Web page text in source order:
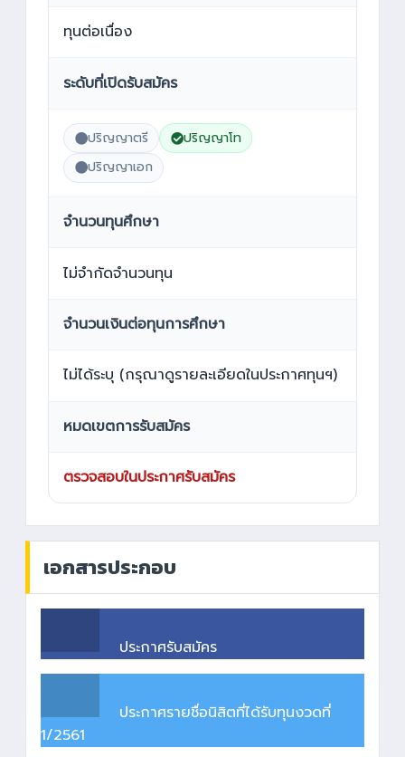
ทุนต่อเนื่อง
ระดับที่เปิดรับสมัคร
ปริญญาตรี
ปริญญาโท
ปริญญาเอก
จำนวนทุนศึกษา
ไม่จำกัดจำนวนทุน
จำนวนเงินต่อทุนการศึกษา
ไม่ได้ระบุ (กรุณาดูรายละเอียดในประกาศทุนฯ)
หมดเขตการรับสมัคร
ตรวจสอบในประกาศรับสมัคร
เอกสารประกอบ
ประกาศรับสมัคร
ประกาศรายชื่อนิสิตที่ได้รับทุนงวดที่
1/2561